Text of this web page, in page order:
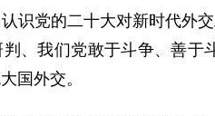
识党的二十大对新时代外
、我们党敢于斗争、善
国外交。